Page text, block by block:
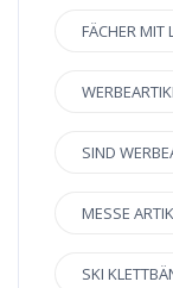
FÄCHER MIT
SIND
MESSE
SKI